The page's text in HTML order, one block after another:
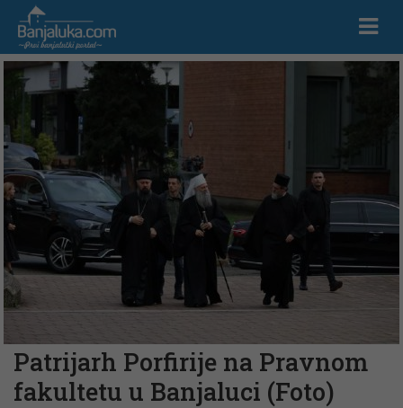
Patrijarh Porfirije na Pravnom
fakultetu u Banjaluci (Foto)